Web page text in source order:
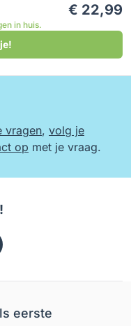
€ 22,99
in huis.
vragen, volg je
op met je vraag.
eerste